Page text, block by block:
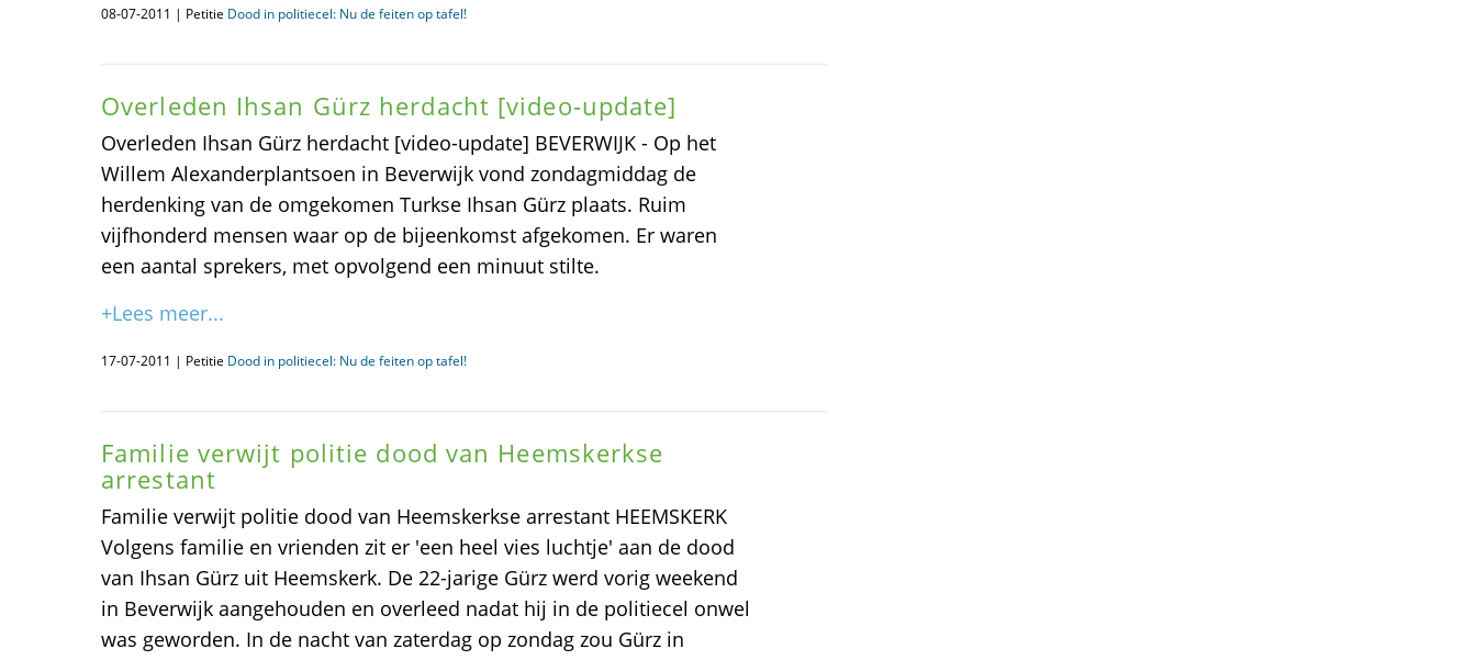
08-07-2011 | Petitie Dood in politiecel: Nu de feiten op tafel!
Overleden Ihsan Gürz herdacht [video-update]
Overleden Ihsan Gürz herdacht [video-update] BEVERWIJK - Op het
Willem Alexanderplantsoen in Beverwijk vond zondagmiddag de
herdenking van de omgekomen Turkse Ihsan Gürz plaats. Ruim
vijfhonderd mensen waar op de bijeenkomst afgekomen. Er waren
een aantal sprekers, met opvolgend een minuut stilte.
+Lees meer...
17-07-2011 | Petitie Dood in politiecel: Nu de feiten op tafel!
Familie verwijt politie dood van Heemskerkse
arrestant
Familie verwijt politie dood van Heemskerkse arrestant HEEMSKERK
Volgens familie en vrienden zit er 'een heel vies luchtje' aan de dood
van Ihsan Gürz uit Heemskerk. De 22-jarige Gürz werd vorig weekend
in Beverwijk aangehouden en overleed nadat hij in de politiecel onwel
was geworden. In de nacht van zaterdag op zondag zou Gürz in